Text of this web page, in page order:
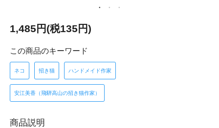
1,485円(税135円)
この商品のキーワード
ネコ 招き猫 ハンドメイド作家
安江美香（飛騨高山の招き猫作家）
商品説明